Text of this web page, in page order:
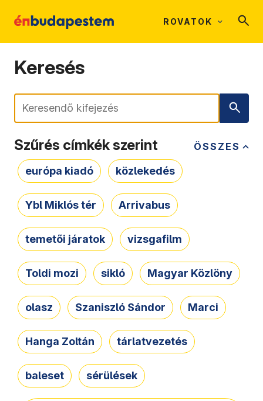
ROVATOK
Keresés
Keresés
ÖSSZES
Szűrés címkék szerint
európa kiadó közlekedés
Ybl Miklós tér Arrivabus
temetői járatok vizsgafilm
Toldi mozi sikló Magyar Közlöny
olasz Szaniszló Sándor Marci
Hanga Zoltán tárlatvezetés
baleset sérülések